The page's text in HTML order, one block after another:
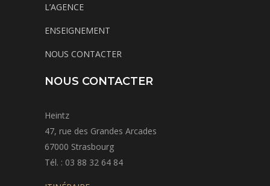
L’AGENCE
ENSEIGNEMENT
NOUS CONTACTER
NOUS CONTACTER
Heintz
47, rue des Grandes Arcades
67000 Strasbourg
Tél. : 03 88 32 64 84